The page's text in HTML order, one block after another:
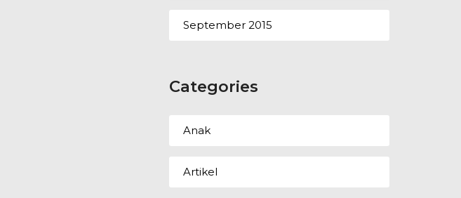
September 2015
Categories
Anak
Artikel